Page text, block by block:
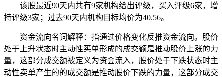
该股最近90天内共有9家机构给出评级，买入评级6家，增
持评级3家；过去90天内机构目标均价为40.56。
资金流向名词解释：指通过价格变化反推资金流向。股价
处于上升状态时主动性买单形成的成交额是推动股价上涨的力
量，这部分成交额被定义为资金流入，股价处于下跌状态时主
动性卖单产生的的成交额是推动股价下跌的力量，这部分成交